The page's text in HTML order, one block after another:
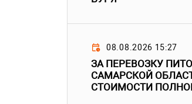
08.08.2026 15:27
ЗА ПЕРЕВОЗКУ
САМАРСКОЙ
СТОИМОСТИ